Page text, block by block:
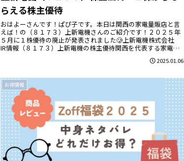
らえる株主優待
おはよーさんです！ぱぴ子です。本日は関西の家電量販店と言
えば！の（８１７３）上新電機さんのご紹介です！２０２５年
５月に１株優待の廃止が発表されました🥲上新電機株式会社
IR情報（８１７３）上新電機の株主優待関西を代表する家電量
2025.01.06
お得情報